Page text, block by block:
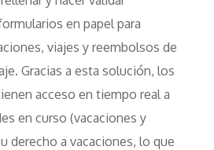
en papel para
viajes y reembolsos de
Gracias a esta solución, los
acceso en tiempo real a
en curso (vacaciones y
derecho a vacaciones, lo que